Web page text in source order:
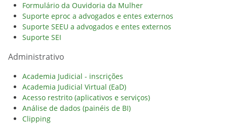
Formulário da Ouvidoria da Mulher
Suporte eproc a advogados e entes externos
Suporte SEEU a advogados e entes externos
Suporte SEI
Administrativo
Academia Judicial - inscrições
Academia Judicial Virtual (EaD)
Acesso restrito (aplicativos e serviços)
Análise de dados (painéis de BI)
Clipping